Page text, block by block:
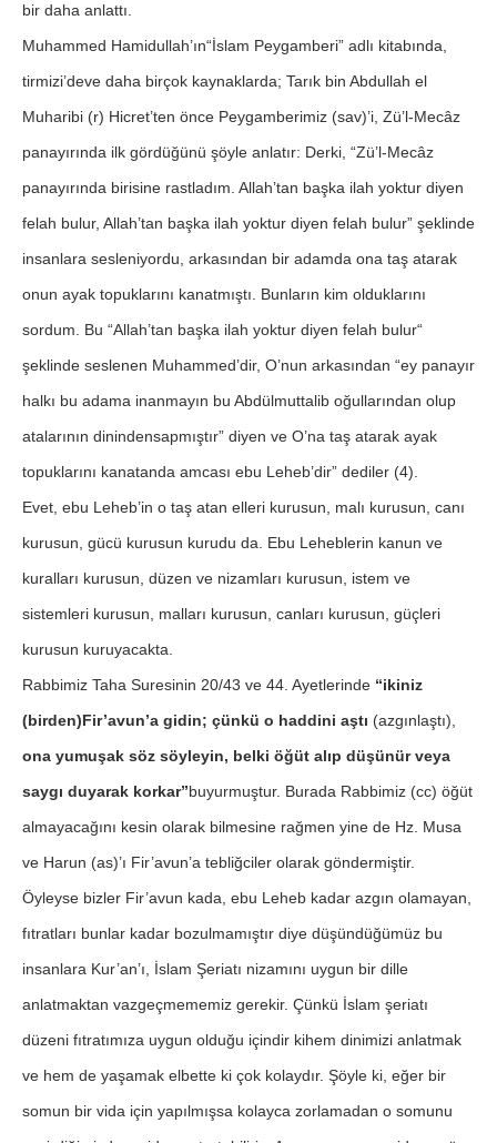
bir daha anlattı.
Muhammed Hamidullah’ın“İslam Peygamberi” adlı kitabında,
tirmizi’deve daha birçok kaynaklarda; Tarık bin Abdullah el
Muharibi (r) Hicret’ten önce Peygamberimiz (sav)’i, Zü’l-Mecâz
panayırında ilk gördüğünü şöyle anlatır: Derki, “Zü’l-Mecâz
panayırında birisine rastladım. Allah’tan başka ilah yoktur diyen
felah bulur, Allah’tan başka ilah yoktur diyen felah bulur” şeklinde
insanlara sesleniyordu, arkasından bir adamda ona taş atarak
onun ayak topuklarını kanatmıştı. Bunların kim olduklarını
sordum. Bu “Allah’tan başka ilah yoktur diyen felah bulur“
şeklinde seslenen Muhammed’dir, O’nun arkasından “ey panayır
halkı bu adama inanmayın bu Abdülmuttalib oğullarından olup
atalarının dinindensapmıştır” diyen ve O’na taş atarak ayak
topuklarını kanatanda amcası ebu Leheb’dir” dediler (4).
Evet, ebu Leheb’in o taş atan elleri kurusun, malı kurusun, canı
kurusun, gücü kurusun kurudu da. Ebu Leheblerin kanun ve
kuralları kurusun, düzen ve nizamları kurusun, istem ve
sistemleri kurusun, malları kurusun, canları kurusun, güçleri
kurusun kuruyacakta.
Rabbimiz Taha Suresinin 20/43 ve 44. Ayetlerinde “ikiniz
(birden)Fir’avun’a gidin; çünkü o haddini aştı (azgınlaştı),
ona yumuşak söz söyleyin, belki öğüt alıp düşünür veya
saygı duyarak korkar”buyurmuştur. Burada Rabbimiz (cc) öğüt
almayacağını kesin olarak bilmesine rağmen yine de Hz. Musa
ve Harun (as)’ı Fir’avun’a tebliğciler olarak göndermiştir.
Öyleyse bizler Fir’avun kada, ebu Leheb kadar azgın olamayan,
fıtratları bunlar kadar bozulmamıştır diye düşündüğümüz bu
insanlara Kur’an’ı, İslam Şeriatı nizamını uygun bir dille
anlatmaktan vazgeçmememiz gerekir. Çünkü İslam şeriatı
düzeni fıtratımıza uygun olduğu içindir kihem dinimizi anlatmak
ve hem de yaşamak elbette ki çok kolaydır. Şöyle ki, eğer bir
somun bir vida için yapılmışsa kolayca zorlamadan o somunu